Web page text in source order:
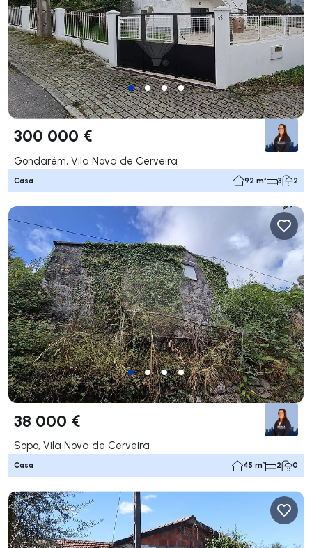
300 000 €
Gondarém, Vila Nova de Cerveira
Casa 92 m² 3 2
38 000 €
Sopo, Vila Nova de Cerveira
Casa 45 m² 2 0